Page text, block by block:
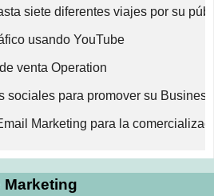
siete diferentes viajes por su
usando YouTube
venta Operation
sociales para promover su Business
Marketing para la
Marketing